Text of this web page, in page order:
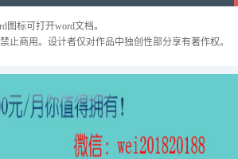
图标可打开word文档。
商用。设计者仅对作品中独创性部分享有著作权。